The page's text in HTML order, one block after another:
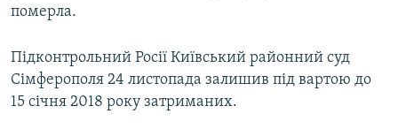
померла.
Підконтрольний Росії Київський районний суд
Сімферополя 24 листопада залишив під вартою до
15 січня 2018 року затриманих.